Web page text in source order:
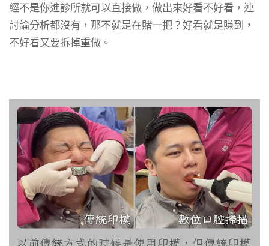
經不是你進診所就可以直接做，做出來好看不好看，連
討論分析都沒有，那不就是在賭一把？好看就是賺到，
不好看又要拆掉重做。